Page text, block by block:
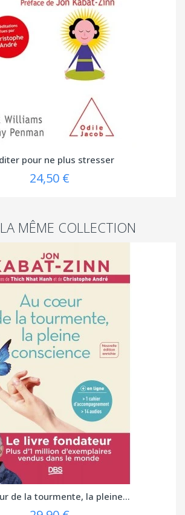
pour ne plus stresser
24,50 €
LA MÊME COLLECTION
de la tourmente, la pleine...